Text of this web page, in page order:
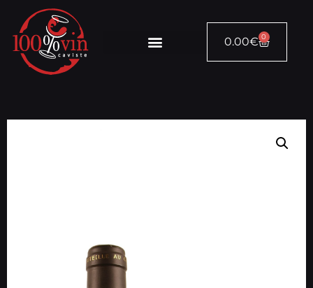
0.00€ 0